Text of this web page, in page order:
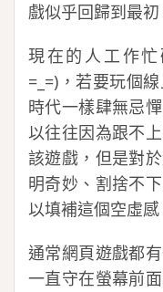
戲似乎回歸到最
現在的人工作
=_=)，若要玩個
時代一樣肆無忌
以往往因為跟不
該遊戲，但是對
明奇妙、割捨不
以填補這個空虛感
通常網頁遊戲都
一直守在螢幕前